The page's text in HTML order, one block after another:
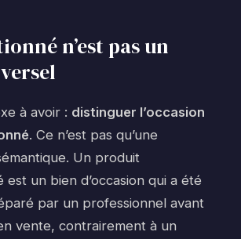
n’est pas un
à avoir : distinguer l’occasion
. Ce n’est pas qu’une
Un produit
est un bien d’occasion qui a été
par un professionnel avant
vente, contrairement à un